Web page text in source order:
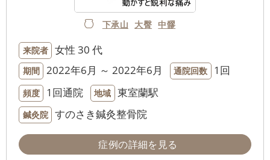
下承山 大臀 中髎
来院者 女性 30 代
期間 2022年6月 ～ 2022年6月 通院回数 1回
頻度 1回通院 地域 東室蘭駅
鍼灸院 すのさき鍼灸整骨院
症例の詳細を見る